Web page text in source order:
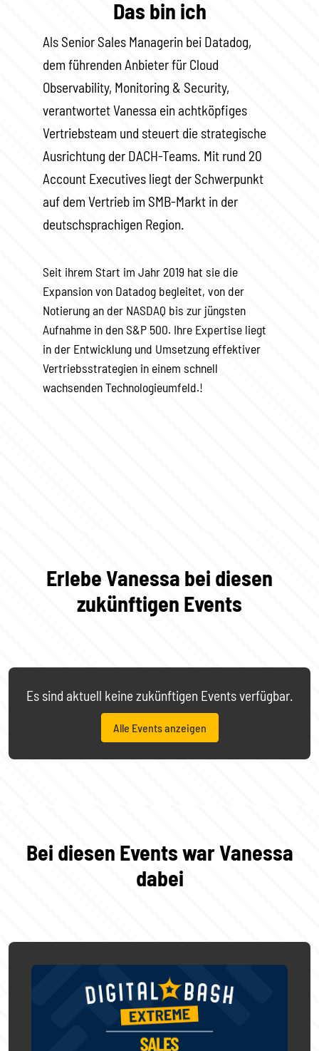
Das bin ich
Als Senior Sales Managerin bei Datadog,
dem führenden Anbieter für Cloud
Observability, Monitoring & Security,
verantwortet Vanessa ein achtköpfiges
Vertriebsteam und steuert die strategische
Ausrichtung der DACH-Teams. Mit rund 20
Account Executives liegt der Schwerpunkt
auf dem Vertrieb im SMB-Markt in der
deutschsprachigen Region.
Seit ihrem Start im Jahr 2019 hat sie die
Expansion von Datadog begleitet, von der
Notierung an der NASDAQ bis zur jüngsten
Aufnahme in den S&P 500. Ihre Expertise liegt
in der Entwicklung und Umsetzung effektiver
Vertriebsstrategien in einem schnell
wachsenden Technologieumfeld.!
Erlebe Vanessa bei diesen
zukünftigen Events
Es sind aktuell keine zukünftigen Events verfügbar.
Alle Events anzeigen
Bei diesen Events war Vanessa
dabei